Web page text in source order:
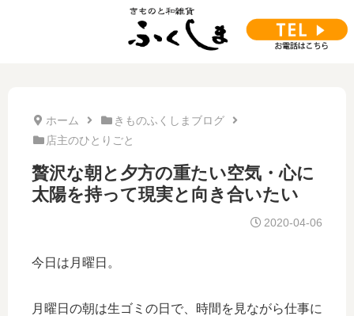
ホーム
きものふくしまブログ
店主のひとりごと
贅沢な朝と夕方の重たい空気・心に
太陽を持って現実と向き合いたい
2020-04-06
今日は月曜日。
月曜日の朝は生ゴミの日で、時間を見ながら仕事に